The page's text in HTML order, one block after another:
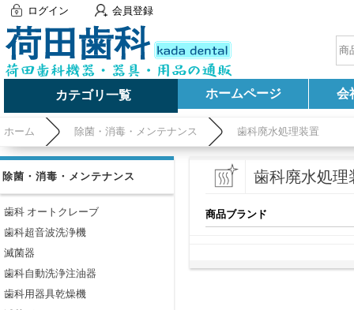
ログイン 会員登録
カテゴリ一覧 ホームページ 会
ホーム 除菌・消毒・メンテナンス 歯科廃水処理装置
除菌・消毒・メンテナンス
歯科 オートクレーブ
歯科超音波洗浄機
滅菌器
歯科自動洗浄注油器
歯科用器具乾燥機
歯科廃水処理
商品ブランド